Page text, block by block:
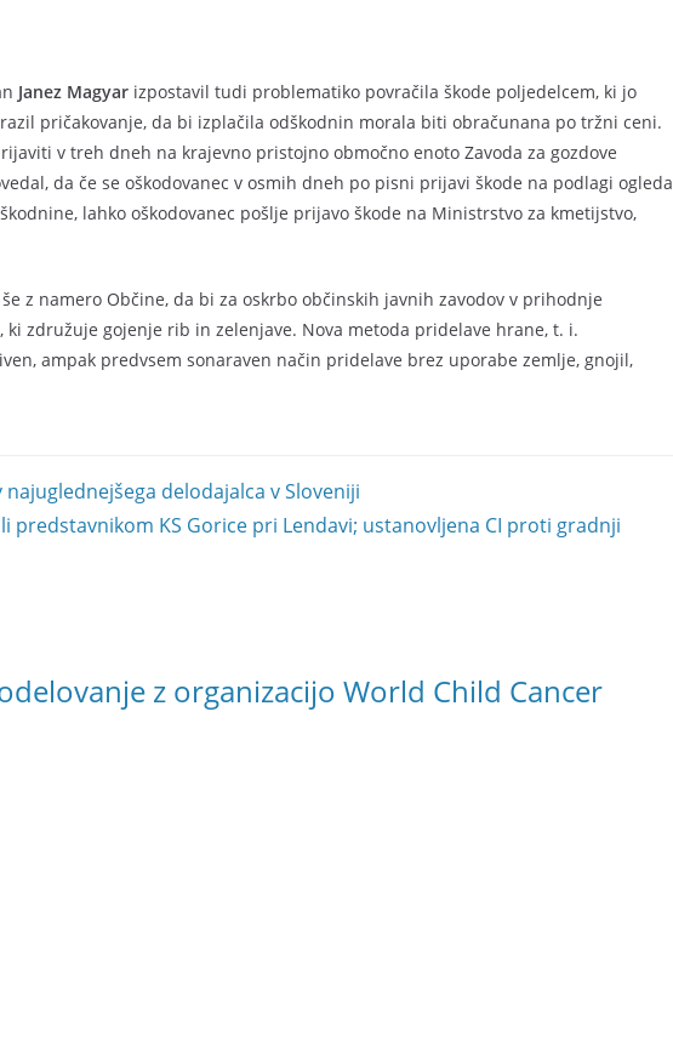
Janez Magyar izpostavil tudi problematiko povračila škode poljedelcem, ki jo
pričakovanje, da bi izplačila odškodnin morala biti obračunana po tržni ceni.
v treh dneh na krajevno pristojno območno enoto Zavoda za gozdove
da če se oškodovanec v osmih dneh po pisni prijavi škode na podlagi ogleda
lahko oškodovanec pošlje prijavo škode na Ministrstvo za kmetijstvo,
z namero Občine, da bi za oskrbo občinskih javnih zavodov v prihodnje
združuje gojenje rib in zelenjave. Nova metoda pridelave hrane, t. i.
ampak predvsem sonaraven način pridelave brez uporabe zemlje, gnojil,
delodajalca v Sloveniji
predstavnikom KS Gorice pri Lendavi; ustanovljena CI proti gradnji
z organizacijo World Child Cancer